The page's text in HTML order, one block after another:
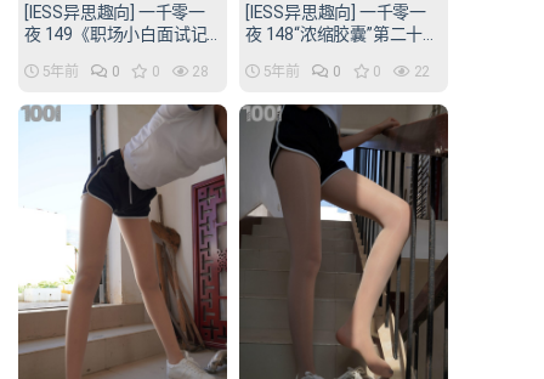
[IESS异思趣向] 一千零一
夜 149《职场小白面试记
5年前 0 0 28
[IESS异思趣向] 一千零一
夜 148“浓缩胶囊”第二十四
5年前 0 0 22